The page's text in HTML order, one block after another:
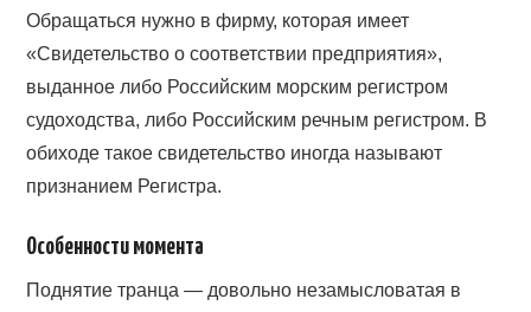
Обращаться нужно в фирму, которая имеет
«Свидетельство о соответствии предприятия»,
выданное либо Российским морским регистром
судоходства, либо Российским речным регистром. В
обиходе такое свидетельство иногда называют
признанием Регистра.
Особенности момента
Поднятие транца — довольно незамысловатая в